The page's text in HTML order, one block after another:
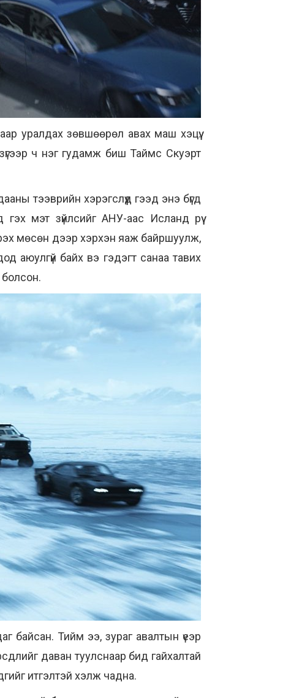
уралдах зөвшөөрөл авах маш хэцүү.
ч нэг гудамж биш Таймс Скуэрт
тээврийн хэрэгслүүд гээд энэ бүгд
мэт зүйлсийг АНУ-аас Исланд рүү
мөсөн дээр хэрхэн яаж байршуулж,
аюулгүй байх вэ гэдэгт санаа тавих
байсан. Тийм ээ, зураг авалтын үеэр
даван туулснаар бид гайхалтай
итгэлтэй хэлж чадна.